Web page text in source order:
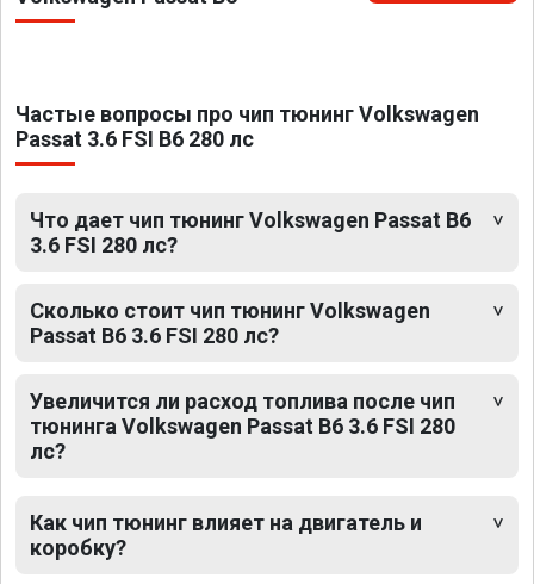
Частые вопросы про чип тюнинг Volkswagen
Passat 3.6 FSI B6 280 лс
Что дает чип тюнинг Volkswagen Passat B6
3.6 FSI 280 лс?
Сколько стоит чип тюнинг Volkswagen
Passat B6 3.6 FSI 280 лс?
Увеличится ли расход топлива после чип
тюнинга Volkswagen Passat B6 3.6 FSI 280
лс?
Как чип тюнинг влияет на двигатель и
коробку?